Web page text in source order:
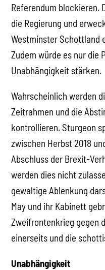
Referendum blockieren.
die Regierung und
Westminster Schottland
Zudem würde es nur die
Unabhängigkeit stärken.
Wahrscheinlich werden
Zeitrahmen und die
kontrollieren. Sturgeon
zwischen Herbst 2018
Abschluss der Brexit-
werden dies nicht
gewaltige Ablenkung
May und ihr Kabinett
Zweifrontenkrieg gegen
einerseits und die
Unabhängigkeit